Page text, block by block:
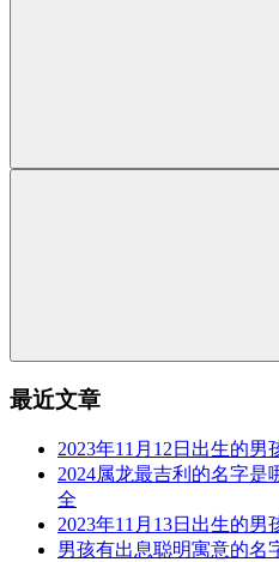
最近文章
2023年11月12日出生的
2024属龙最吉利的名字是
全
2023年11月13日出生的
男孩有出息聪明寓意的名